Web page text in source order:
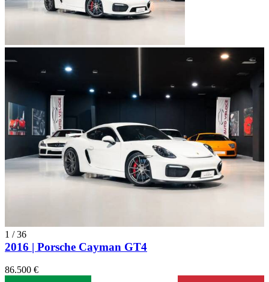
1 /36
2016 | Porsche Cayman GT4
86.500 €